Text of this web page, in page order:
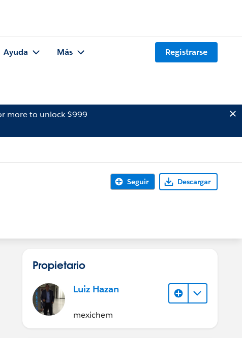
Ayuda Más Registrarse
more to unlock $999
Seguir Descargar
Propietario
Luiz Hazan
mexichem